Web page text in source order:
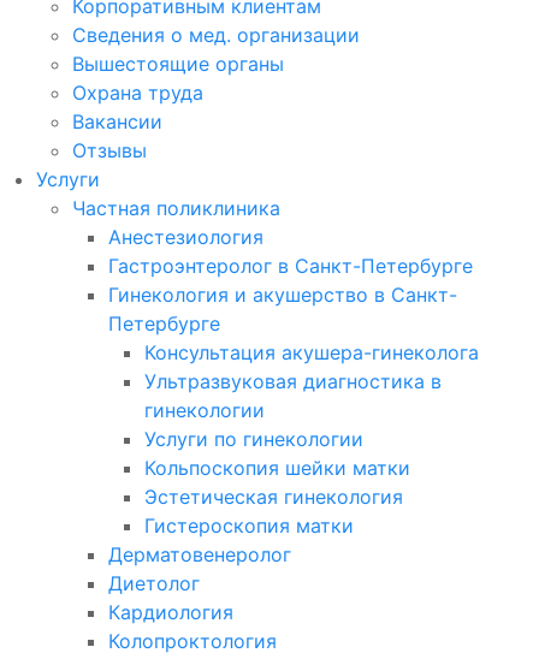
Корпоративным клиентам
Сведения о мед. организации
Вышестоящие органы
Охрана труда
Вакансии
Отзывы
Услуги
Частная поликлиника
Анестезиология
Гастроэнтеролог в Санкт-Петербурге
Гинекология и акушерство в Санкт-
Петербурге
Консультация акушера-гинеколога
Ультразвуковая диагностика в
гинекологии
Услуги по гинекологии
Кольпоскопия шейки матки
Эстетическая гинекология
Гистероскопия матки
Дерматовенеролог
Диетолог
Кардиология
Колопроктология